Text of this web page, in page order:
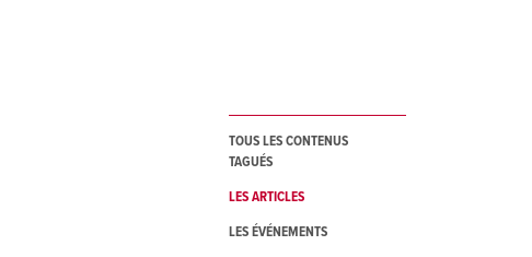
TOUS LES CONTENUS
TAGUÉS
LES ARTICLES
LES ÉVÉNEMENTS